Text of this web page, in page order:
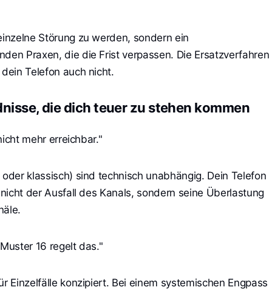
Störung zu werden, sondern ein
Praxen, die die Frist verpassen. Die Ersatzverfahren
Telefon auch nicht.
die dich teuer zu stehen kommen
mehr erreichbar."
klassisch) sind technisch unabhängig. Dein Telefon
der Ausfall des Kanals, sondern seine Überlastung
16 regelt das."
Einzelfälle konzipiert. Bei einem systemischen Engpass